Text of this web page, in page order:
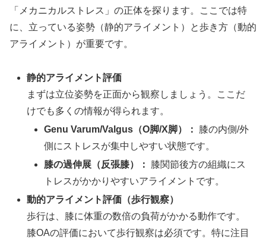
「メカニカルストレス」の正体を探ります。ここでは特
に、立っている姿勢（静的アライメント）と歩き方（動的
アライメント）が重要です。
静的アライメント評価
まずは立位姿勢を正面から観察しましょう。ここだ
けでも多くの情報が得られます。
Genu Varum/Valgus（O脚/X脚）：
膝の内側/外
側にストレスが集中しやすい状態です。
膝の過伸展（反張膝）：
膝関節後方の組織にス
トレスがかかりやすいアライメントです。
動的アライメント評価（歩行観察）
歩行は、膝に体重の数倍の負荷がかかる動作です。
膝OAの評価において歩行観察は必須です。特に注目